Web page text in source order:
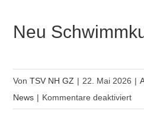
Neu
VonTSV NH GZ | 22. Mai 2026 |
News | Kommentare deaktiviertfür